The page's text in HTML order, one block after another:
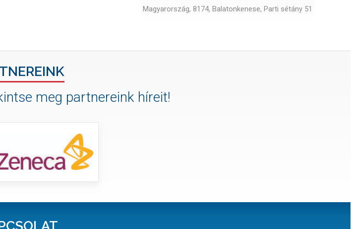
Magyarország, 8174, Balatonkenese, Parti sétány 51
meg partnereink híreit!